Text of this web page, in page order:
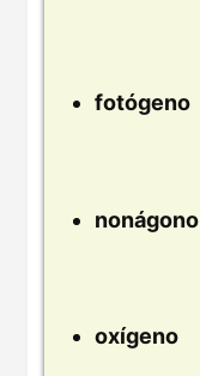
fotógeno
nonágono
oxígeno